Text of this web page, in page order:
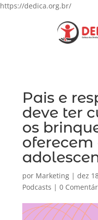
https://dedica.org.br/
Pais e
deve ter
os
oferecem
por Marketing| dez
Podcasts | 0